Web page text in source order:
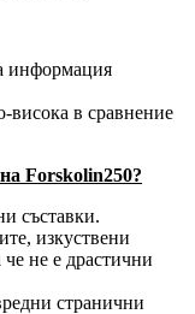
информация
висока в сравнение
Forskolin250?
съставки.
изкуствени
не е драстични
странични